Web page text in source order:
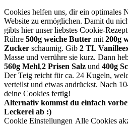
Cookies helfen uns, dir ein optimales
Website zu ermöglichen. Damit du
gibts hier unser liebstes Cookie-
Rühre 500g weiche Butter mit 200g
Zucker schaumig. Gib 2 TL
Masse und verrühre sie kurz. Dann
560g Mehl,2 Prisen Salz und 400g
Der Teig reicht für ca. 24 Kugeln,
verteilst und etwas andrückst. Nach
deine Cookies fertig!
Alternativ kommst du einfach
Leckerei ab :)
Cookie Einstellungen Alle Cookies